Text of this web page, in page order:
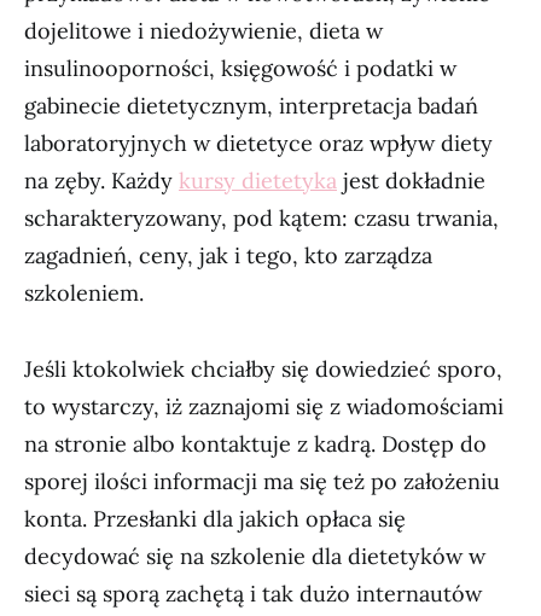
dojelitowe i niedożywienie, dieta w
insulinooporności, księgowość i podatki w
gabinecie dietetycznym, interpretacja badań
laboratoryjnych w dietetyce oraz wpływ diety
na zęby. Każdy kursy dietetyka jest dokładnie
scharakteryzowany, pod kątem: czasu trwania,
zagadnień, ceny, jak i tego, kto zarządza
szkoleniem.
Jeśli ktokolwiek chciałby się dowiedzieć sporo,
to wystarczy, iż zaznajomi się z wiadomościami
na stronie albo kontaktuje z kadrą. Dostęp do
sporej ilości informacji ma się też po założeniu
konta. Przesłanki dla jakich opłaca się
decydować się na szkolenie dla dietetyków w
sieci są sporą zachętą i tak dużo internautów